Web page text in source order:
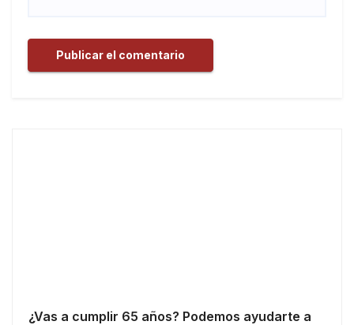
¿Vas a cumplir 65 años? Podemos ayudarte a